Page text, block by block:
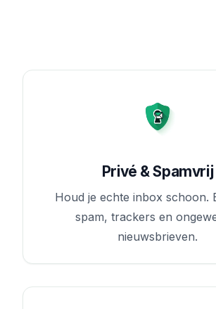
Privé & Spamvrij
Houd je echte inbox schoon.
spam, trackers en
nieuwsbrieven.